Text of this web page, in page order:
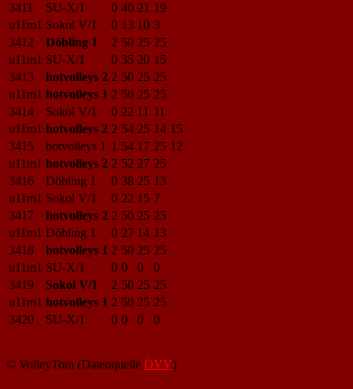
3411
SU-X/1 0 40 21 19
u11m1 Sokol V/1 0 13 10 3
3412
Döbling 1 2 50 25 25
u11m1 SU-X/1 0 35 20 15
3413
hotvolleys 2 2 50 25 25
u11m1 hotvolleys 1 2 50 25 25
3414
Sokol V/1 0 22 11 11
u11m1 hotvolleys 2 2 54 25 14 15
3415
hotvolleys 1 1 54 17 25 12
u11m1 hotvolleys 2 2 52 27 25
3416
Döbling 1 0 38 25 13
u11m1 Sokol V/1 0 22 15 7
3417
hotvolleys 2 2 50 25 25
u11m1 Döbling 1 0 27 14 13
3418
hotvolleys 1 2 50 25 25
u11m1 SU-X/1 0 0 0
0
3419
Sokol V/1 2 50 25 25
u11m1 hotvolleys 1 2 50 25 25
3420
SU-X/1 0 0 0 0
© VolleyTom (Datenquelle ÖVV)